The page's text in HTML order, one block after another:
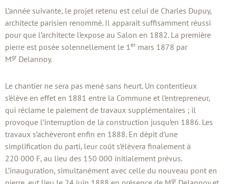
L’année suivante, le projet retenu est celui de Charles Dupuy,
architecte parisien renommé. Il apparaît suffisamment réussi
pour que l’architecte l’expose au Salon en 1882. La première
pierre est posée solennellement le 1 er mars 1878 par
Mgr Delannoy.
Le chantier ne sera pas mené sans heurt. Un contentieux
s’élève en effet en 1881 entre la Commune et l’entrepreneur,
qui réclame le paiement de travaux supplémentaires ; il
provoque l’interruption de la construction jusqu’en 1886. Les
travaux s’achèveront enfin en 1888. En dépit d’une
simplification du parti, leur coût s’élèvera finalement à
220 000 F, au lieu des 150 000 initialement prévus.
L’inauguration, simultanément avec celle du nouveau pont en
gr